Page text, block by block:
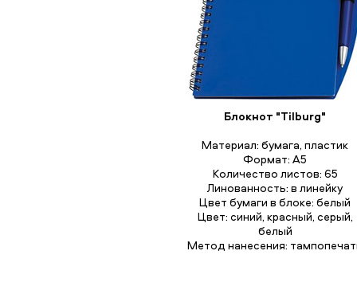
Блокнот "Tilburg"
Материал: бумага, пластик
Формат: А5
Количество листов: 65
Линованность: в линейку
Цвет бумаги в блоке: белый
Цвет: синий, красный, серый,
белый
Метод нанесения: